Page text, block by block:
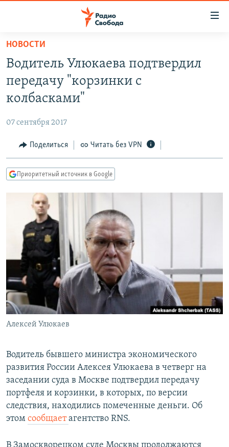
упрощенного
доступа
основному
Вернутся
Вернутся
ПОДКАСТЫ
АВТОРСКИЕ ПРОЕКТЫ
МНЕНИЯ
КУЛЬТУРА
КАВКАЗ.РЕАЛИИ
СЕВЕР.РЕАЛИИ
СИБИРЬ.РЕАЛИИ
РАСПИСАНИЕ ВЕЩАНИЯ
ПОДПИШИТЕСЬ НА РАССЫЛКУ
СОЦИАЛЬНЫЕ СЕТИ
Все сайты РСЕ/РС
НОВОСТИ
Водитель Улюкаева подтвердил
передачу "корзинки с
колбасками"
07 сентября 2017
Поделиться Читать без VPN
Приоритетный источник в Google
Алексей Улюкаев
Водитель бывшего министра экономического
развития России Алексея Улюкаева в четверг на
заседании суда в Москве подтвердил передачу
портфеля и корзинки, в которых, по версии
следствия, находились помеченные деньги. Об
этом сообщаетагентство RNS.